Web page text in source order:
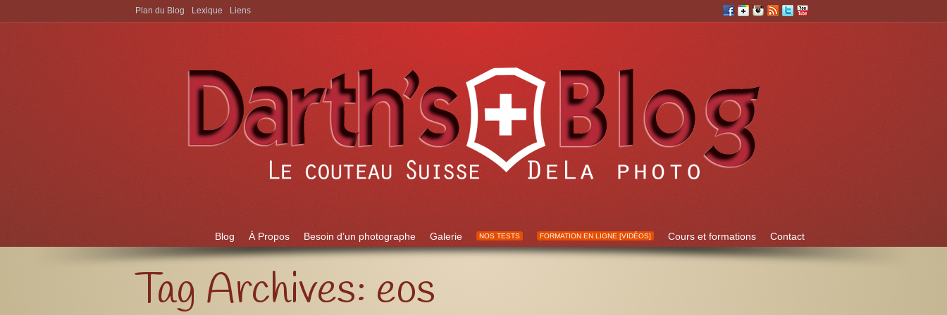
Aller à:
Blog À Propos Besoin d’un photographe Galerie NOS TESTS FORMATION EN LIGNE [VIDÉOS] Cours et formations Contact
Plan du Blog Lexique Liens
Tag Archives: eos